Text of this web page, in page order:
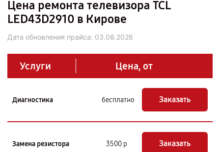
Цена ремонта телевизора TCL
LED43D2910 в Кирове
Дата обновления прайса: 03.08.2026
Услуги Цена, от
Диагностика бесплатно Заказать
Замена резистора 3500 р Заказать